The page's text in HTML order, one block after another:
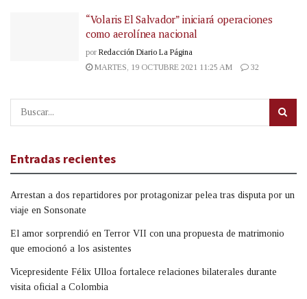
“Volaris El Salvador” iniciará operaciones
como aerolínea nacional
por Redacción Diario La Página
MARTES, 19 OCTUBRE 2021 11:25 AM
32
Entradas recientes
Arrestan a dos repartidores por protagonizar pelea tras disputa por un
viaje en Sonsonate
El amor sorprendió en Terror VII con una propuesta de matrimonio
que emocionó a los asistentes
Vicepresidente Félix Ulloa fortalece relaciones bilaterales durante
visita oficial a Colombia